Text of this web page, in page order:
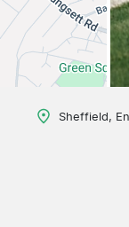
Sheffield,